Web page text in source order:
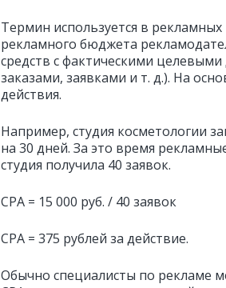
Термин используется в
рекламного бюджета
средств с фактическими
заказами, заявками и т. д.). На
действия.
Например, студия косметологии
на 30 дней. За это время
студия получила 40 заявок.
СРА = 15 000 руб. / 40 заявок
СРА = 375 рублей за действие.
Обычно специалисты по рекламе